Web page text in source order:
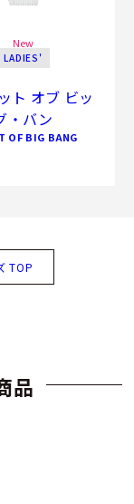
New
LADIES'
ト オブ ビッ
・バン
OF BIG BANG
TOP
品